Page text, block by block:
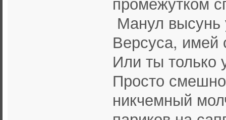
Манул высунь
Версуса, имей
Или ты только
Просто
никчемный